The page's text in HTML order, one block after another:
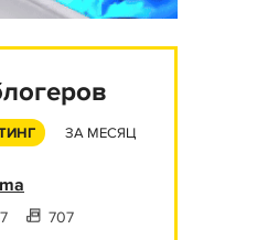
ЗА МЕСЯЦ
707